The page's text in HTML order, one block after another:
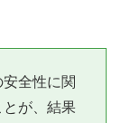
全性に関
が、結果